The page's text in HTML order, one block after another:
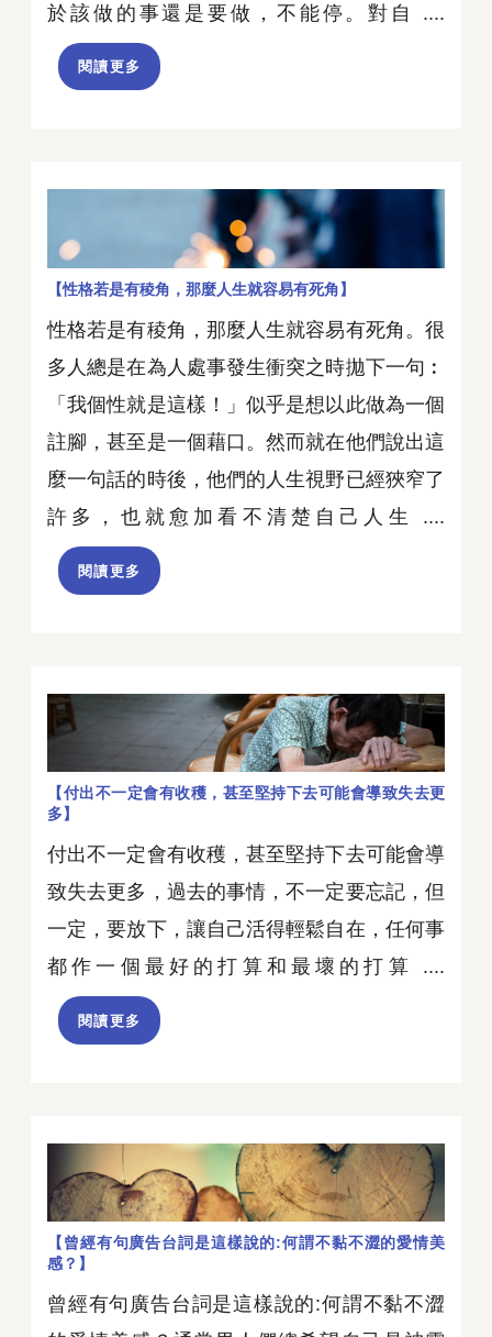
於該做的事還是要做，不能停。對自 ....
閱讀更多
【性格若是有稜角，那麼人生就容易有死角】
性格若是有稜角，那麼人生就容易有死角。很
多人總是在為人處事發生衝突之時拋下一句︰
「我個性就是這樣！」似乎是想以此做為一個
註腳，甚至是一個藉口。然而就在他們說出這
麼一句話的時後，他們的人生視野已經狹窄了
許多，也就愈加看不清楚自己人生 ....
閱讀更多
【付出不一定會有收穫，甚至堅持下去可能會導致失去更
多】
付出不一定會有收穫，甚至堅持下去可能會導
致失去更多，過去的事情，不一定要忘記，但
一定，要放下，讓自己活得輕鬆自在，任何事
都作一個最好的打算和最壞的打算 ....
閱讀更多
【曾經有句廣告台詞是這樣說的:何謂不黏不澀的愛情美
感？】
曾經有句廣告台詞是這樣說的:何謂不黏不澀